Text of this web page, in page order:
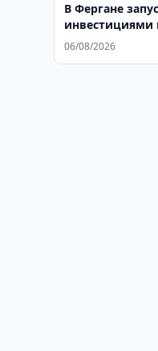
В Фергане
инвестициями
06/08/2026